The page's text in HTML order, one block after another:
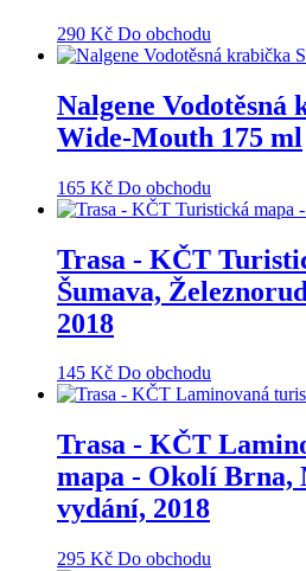
290 Kč Do obchodu
Nalgene Vodotěsná
Wide-Mouth 175 ml
165 Kč Do obchodu
Trasa - KČT
Šumava,
2018
145 Kč Do obchodu
Trasa - KČT
mapa - Okolí Brna,
vydání, 2018
295 Kč Do obchodu